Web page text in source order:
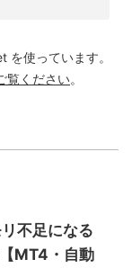
を使っています。
覧ください。
不足になる
MT4・自動